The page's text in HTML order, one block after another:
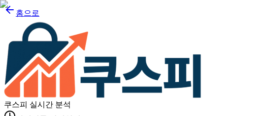
홈으로
쿠스피 실시간 분석